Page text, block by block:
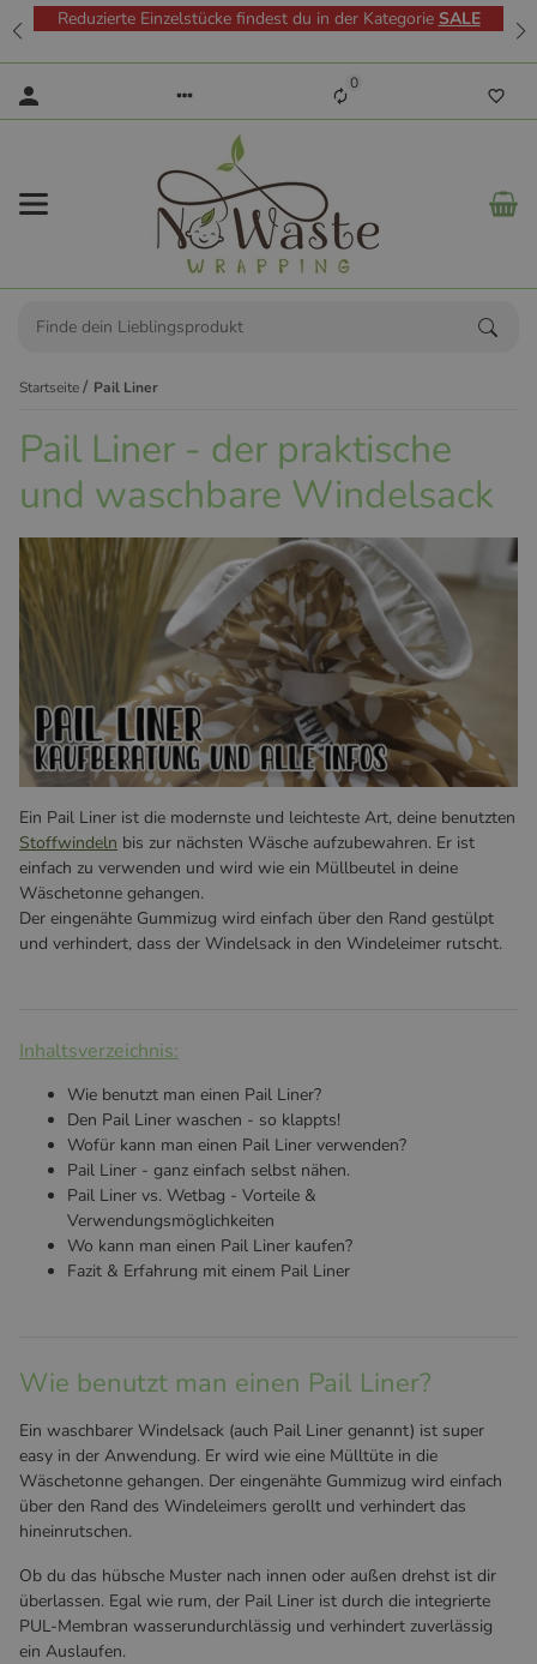
Reduzierte Einzelstücke findest du in der Kategorie SALE
0
Startseite Pail Liner
Pail Liner - der praktische
und waschbare Windelsack
Ein Pail Liner ist die modernste und leichteste Art, deine benutzten
Stoffwindeln bis zur nächsten Wäsche aufzubewahren. Er ist
einfach zu verwenden und wird wie ein Müllbeutel in deine
Wäschetonne gehangen.
Der eingenähte Gummizug wird einfach über den Rand gestülpt
und verhindert, dass der Windelsack in den Windeleimer rutscht.
Inhaltsverzeichnis:
Wie benutzt man einen Pail Liner?
Den Pail Liner waschen - so klappts!
Wofür kann man einen Pail Liner verwenden?
Pail Liner - ganz einfach selbst nähen.
Pail Liner vs. Wetbag - Vorteile &
Verwendungsmöglichkeiten
Wo kann man einen Pail Liner kaufen?
Fazit & Erfahrung mit einem Pail Liner
Wie benutzt man einen Pail Liner?
Ein waschbarer Windelsack (auch Pail Liner genannt) ist super
easy in der Anwendung. Er wird wie eine Mülltüte in die
Wäschetonne gehangen. Der eingenähte Gummizug wird einfach
über den Rand des Windeleimers gerollt und verhindert das
hineinrutschen.
Ob du das hübsche Muster nach innen oder außen drehst ist dir
überlassen. Egal wie rum, der Pail Liner ist durch die integrierte
PUL-Membran wasserundurchlässig und verhindert zuverlässig
ein Auslaufen.